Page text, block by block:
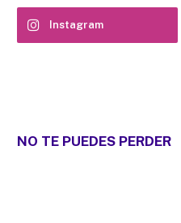
Instagram
NO TE PUEDES PERDER